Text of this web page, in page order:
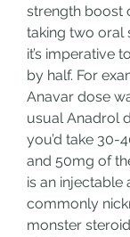
strength boost
taking two oral
it’s imperative
by half. For
Anavar dose
usual Anadrol
you’d take 30-
and 50mg of
is an injectable
commonly
monster